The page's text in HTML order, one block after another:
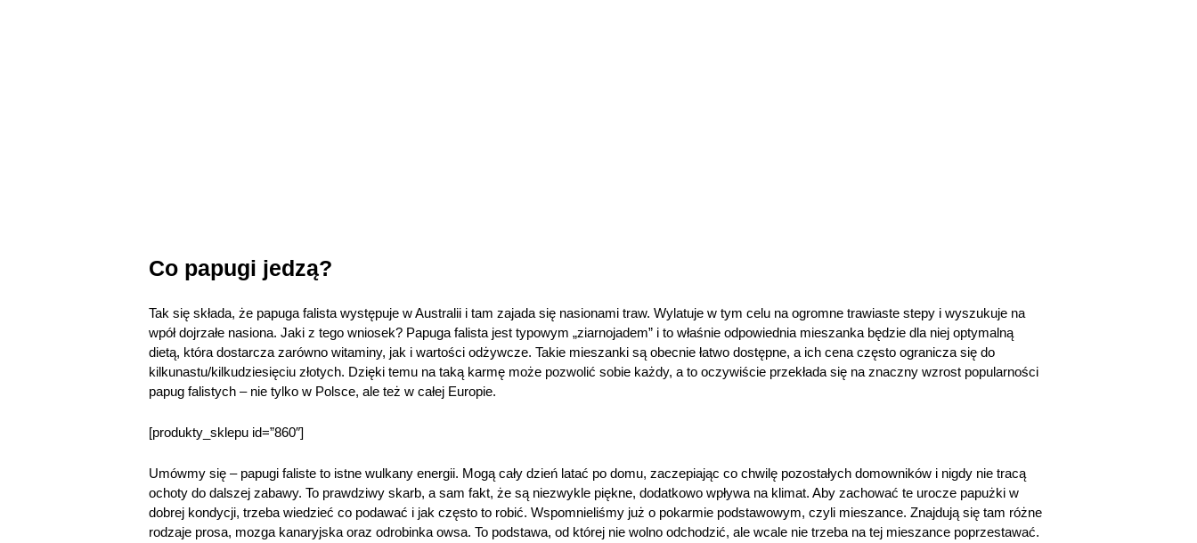
Co papugi jedzą?
Tak się składa, że papuga falista występuje w Australii i tam zajada się nasionami traw. Wylatuje w tym celu na ogromne trawiaste stepy i wyszukuje na
wpół dojrzałe nasiona. Jaki z tego wniosek? Papuga falista jest typowym „ziarnojadem” i to właśnie odpowiednia mieszanka będzie dla niej optymalną
dietą, która dostarcza zarówno witaminy, jak i wartości odżywcze. Takie mieszanki są obecnie łatwo dostępne, a ich cena często ogranicza się do
kilkunastu/kilkudziesięciu złotych. Dzięki temu na taką karmę może pozwolić sobie każdy, a to oczywiście przekłada się na znaczny wzrost popularności
papug falistych – nie tylko w Polsce, ale też w całej Europie.
[produkty_sklepu id=”860″]
Umówmy się – papugi faliste to istne wulkany energii. Mogą cały dzień latać po domu, zaczepiając co chwilę pozostałych domowników i nigdy nie tracą
ochoty do dalszej zabawy. To prawdziwy skarb, a sam fakt, że są niezwykle piękne, dodatkowo wpływa na klimat. Aby zachować te urocze papużki w
dobrej kondycji, trzeba wiedzieć co podawać i jak często to robić. Wspomnieliśmy już o pokarmie podstawowym, czyli mieszance. Znajdują się tam różne
rodzaje prosa, mozga kanaryjska oraz odrobinka owsa. To podstawa, od której nie wolno odchodzić, ale wcale nie trzeba na tej mieszance poprzestawać.